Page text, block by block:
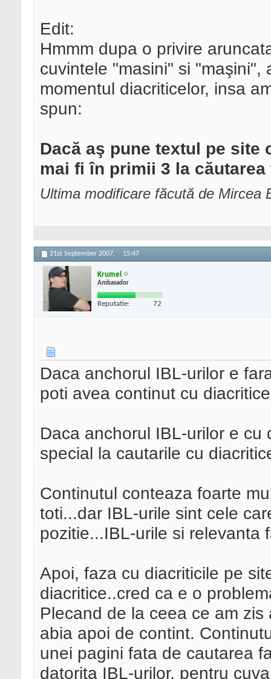
Edit:
Hmmm dupa o privire
cuvintele "masini" si
momentul diacriticelor, insa
spun:
Dacă aş pune textul pe site
mai fi în primii 3 la
Ultima modificare făcută de
21st September 2007, 15:47
Krumel
Ambasador
Reputatie: 72
Daca anchorul IBL-urilor e
poti avea continut cu
Daca anchorul IBL-urilor e
special la cautarile cu
Continutul conteaza foarte
toti...dar IBL-urile sint cele
pozitie...IBL-urile si relevanta
Apoi, faza cu diacriticile pe
diacritice..cred ca e o
Plecand de la ceea ce am
abia apoi de contint.
unei pagini fata de cautarea
datorita IBL-urilor, pentru